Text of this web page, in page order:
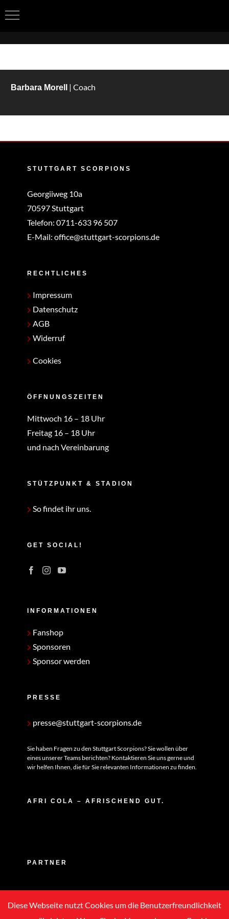
Barbara Morell | Coach
STUTTGART SCORPIONS
Georgiiweg 10a
70597 Stuttgart
Telefon: 0711-633 96 507
E-Mail: office@stuttgart-scorpions.de
RECHTLICHES
Impressum
Datenschutz
AGB
Widerruf
Cookies
ÖFFNUNGSZEITEN
Mittwoch 16 – 18 Uhr
Freitag 16 – 18 Uhr
und nach Vereinbarung
STÜTZPUNKT & STADION
So findet ihr uns.
GET SOCIAL!
INFORMATIONEN
Fanshop
Sponsoren
Sponsor werden
PRESSE
presse@stuttgart-scorpions.de
Sie haben Fragen zu den Stuttgart Scorpions? Sie wollen über
eines unserer Teams berichten? Kontaktieren Sie uns gerne und
wir helfen Ihnen, die für Sie relevanten Informationen zu finden.
AFRI COLA – AFRISCHEND GUT.
PARTNER
Diese Webseite nutzt Cookies um die Benutzerfreundlichkeit